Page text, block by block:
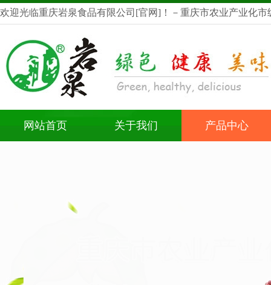
欢迎光临重庆岩泉食品有限公司[官网]！－重庆市农业产业化市
龙头企业
网站首页 关于我们 产品中心